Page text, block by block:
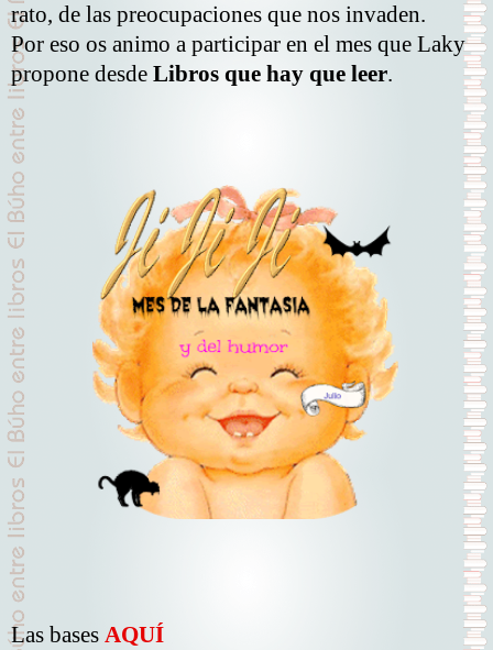
rato, de las preocupaciones que nos invaden.
Por eso os animo a participar en el mes que Laky
propone desde Libros que hay que leer.
Las bases AQUÍ